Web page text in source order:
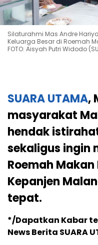
Silaturahmi Mas Andre
Keluarga Besar di Roemah
FOTO: Aisyah Putri Widodo
SUARA UTAMA,
masyarakat
hendak
sekaligus ingin
Roemah
Kepanjen
tepat.
*/Dapatkan Kabar
News Berita SUARA